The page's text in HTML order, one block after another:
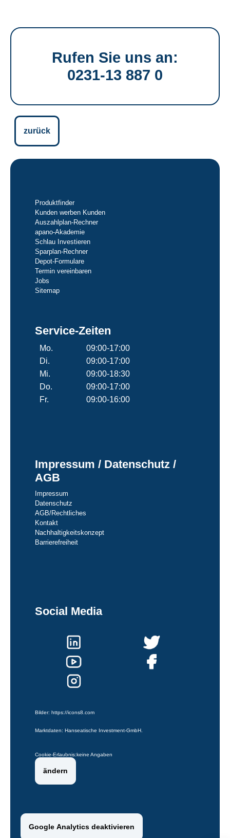
Rufen Sie uns an:
0231-13 887 0
zurück
Produktfinder
Kunden werben Kunden
Auszahlplan-Rechner
apano-Akademie
Schlau Investieren
Sparplan-Rechner
Depot-Formulare
Termin vereinbaren
Jobs
Sitemap
Service-Zeiten
Mo.
09:00-17:00
Di.
09:00-17:00
Mi.
09:00-18:30
Do.
09:00-17:00
Fr.
09:00-16:00
Impressum / Datenschutz /
AGB
Impressum
Datenschutz
AGB/Rechtliches
Kontakt
Nachhaltigkeitskonzept
Barrierefreiheit
Social Media
Bilder: https://icons8.com
Marktdaten: Hanseatische Investment-GmbH.
Cookie-Erlaubnis:keine Angaben
ändern
Google Analytics deaktivieren